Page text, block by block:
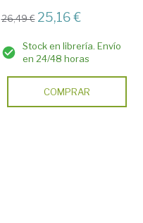
26,49 € 25,16 €
Stock en librería. Envío
en 24/48 horas
COMPRAR